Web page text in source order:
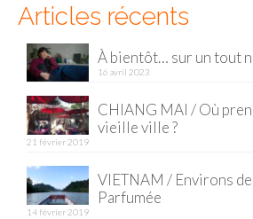
Articles récents
À bientôt… sur un tout
16 avril 2023
CHIANG MAI / Où
vieille ville ?
21 février 2019
VIETNAM / Environs
Parfumée
14 février 2019